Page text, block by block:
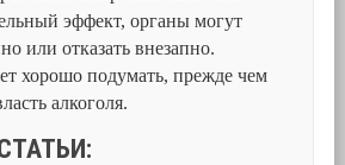
эффект, органы могут
или отказать внезапно.
хорошо подумать, прежде чем
алкоголя.